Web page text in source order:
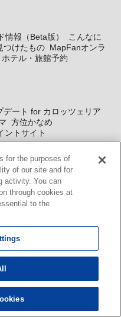
報（Beta版）
こんなに
つけたもの MapFanオンラ
テル・旅館予約
デート for カロッツェリア
方位かなめ
ントサイト
サイト・システム向け地
ト MapFan DB
ツェリア地図割プラス
for the purposes of
of our site and for
activity. You can
through cookies at
to the